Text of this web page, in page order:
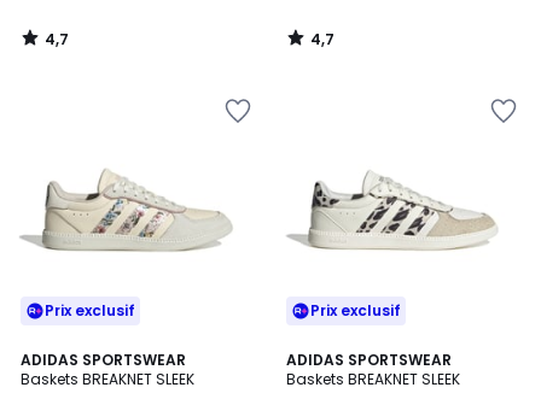
4,7
/
4,7
/
Prix exclusif
ADIDAS SPORTSWEAR
Baskets BREAKNET SLEEK
4,8
/ 5
Prix exclusif
ADIDAS SPORTSWEAR
Baskets BREAKNET SLEEK
4,8
/ 5